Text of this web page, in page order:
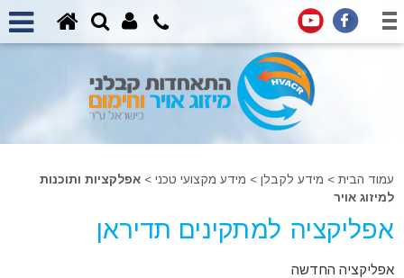
עמוד הבית > מידע לקבלן > מידע מקצועי טכני >אפלקציות ותוכנות
למיזוג אויר
אפליקציה למתקינים תדיראן
אפליקציה החדשה